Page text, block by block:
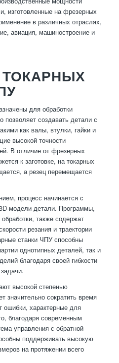
изготовленные на фрезерных
в различных отраслях,
авиация, машиностроение и
для обработки
создавать детали с
как валы, втулки, гайки и
высокой точности
В отличие от фрезерных
к заготовке, на токарных
а резец перемещается
процесс начинается с
модели детали. Программы,
также содержат
резания и траектории
станки ЧПУ способны
однотипных деталей, так и
благодаря своей гибкости
высокой степенью
значительно сократить время
ошибки, характерные для
благодаря современным
управления с обратной
поддерживать высокую
на протяжении всего